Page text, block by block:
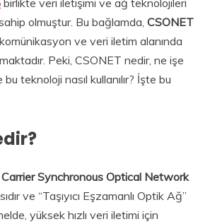
birlikte veri iletişimi ve ağ teknolojileri
olmuştur. Bu bağlamda, CSONET
ve veri iletim alanında
Peki, CSONET nedir, ne işe
teknoloji nasıl kullanılır? İşte bu
Carrier Synchronous Optical Network
ve “Taşıyıcı Eşzamanlı Optik Ağ”
yüksek hızlı veri iletimi için